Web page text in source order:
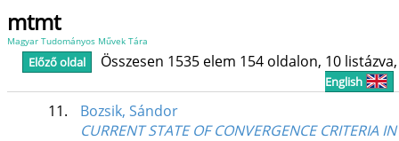
mtmt
Magyar Tudományos Művek Tára
Előző oldal Összesen 1535 elem 154 oldalon, 10
English
11.
Bozsik, Sándor
CURRENT STATE OF CONVERGENCE CRITERIA